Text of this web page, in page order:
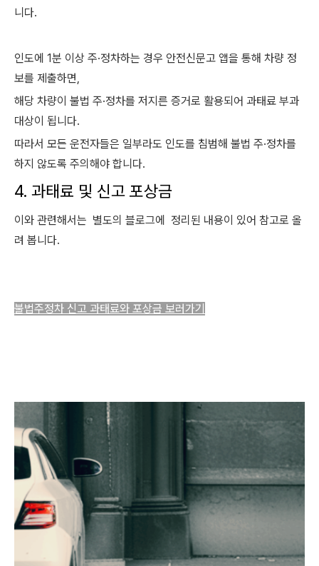
니다.
인도에 1분 이상 주·정차하는 경우 안전신문고 앱을 통해 차량 정
보를 제출하면,
해당 차량이 불법 주·정차를 저지른 증거로 활용되어 과태료 부과
대상이 됩니다.
따라서 모든 운전자들은 일부라도 인도를 침범해 불법 주·정차를
하지 않도록 주의해야 합니다.
4. 과태료 및 신고 포상금
이와 관련해서는 별도의 블로그에 정리된 내용이 있어 참고로 올
려 봅니다.
불법주정차 신고 과태료와 포상금 보러가기